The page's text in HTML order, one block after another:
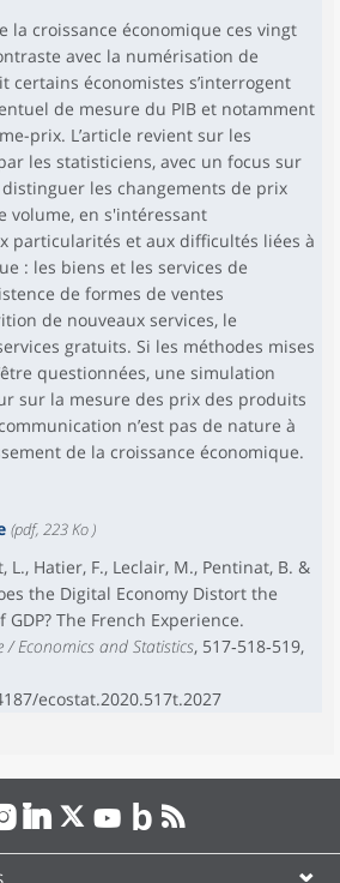
la croissance économique ces vingt
avec la numérisation de
certains économistes s’interrogent
de mesure du PIB et notamment
prix. L’article revient sur les
les statisticiens, avec un focus sur
les changements de prix
volume, en s'intéressant
particularités et aux difficultés liées à
: les biens et les services de
de formes de ventes
de nouveaux services, le
gratuits. Si les méthodes mises
questionnées, une simulation
sur la mesure des prix des produits
n’est pas de nature à
de la croissance économique.
(pdf, 223 Ko )
Hatier, F., Leclair, M., Pentinat, B. &
the Digital Economy Distort the
GDP? The French Experience.
/ Economics and Statistics, 517‑518‑519,
ecostat.2020.517t.2027